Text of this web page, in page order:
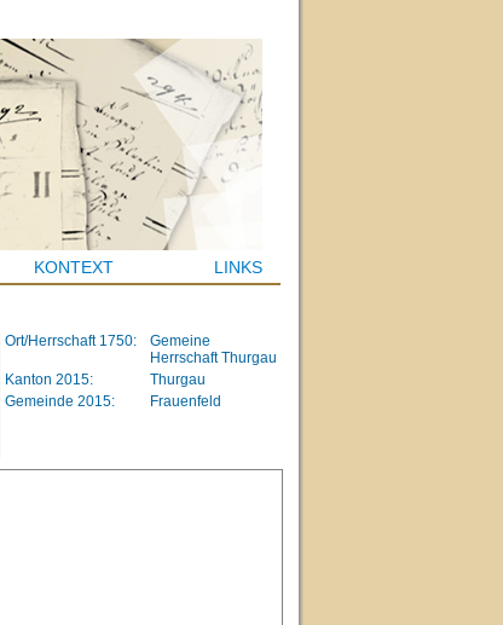
KONTEXT LINKS
Ort/Herrschaft 1750:
Gemeine
Herrschaft Thurgau
Kanton 2015:
Thurgau
Gemeinde 2015:
Frauenfeld